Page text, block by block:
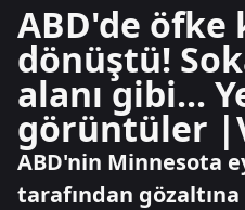
ABD'de öfke
dönüştü!
alanı gibi...
görüntüler
ABD'nin Minnesota
tarafından